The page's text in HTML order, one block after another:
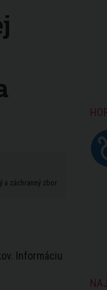
a záchranný zbor
Informáciu